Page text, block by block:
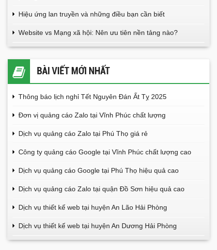
Hiệu ứng lan truyền và những điều bạn cần biết
Website vs Mạng xã hội: Nên ưu tiên nền tảng nào?
BÀI VIẾT MỚI NHẤT
Thông báo lịch nghỉ Tết Nguyên Đán Ất Tỵ 2025
Đơn vị quảng cáo Zalo tại Vĩnh Phúc chất lượng
Dịch vụ quảng cáo Zalo tại Phú Thọ giá rẻ
Công ty quảng cáo Google tại Vĩnh Phúc chất lượng cao
Dịch vụ quảng cáo Google tại Phú Thọ hiệu quả cao
Dịch vụ quảng cáo Zalo tại quận Đồ Sơn hiệu quả cao
Dịch vụ thiết kế web tại huyện An Lão Hải Phòng
Dịch vụ thiết kế web tại huyện An Dương Hải Phòng